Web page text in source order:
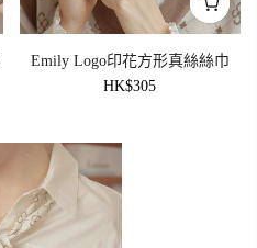
Emily Logo印花方形真絲絲巾
HK$305